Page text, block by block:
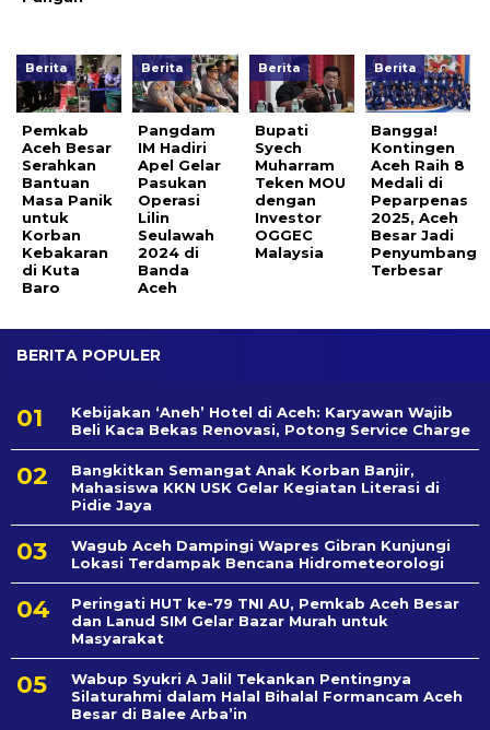
Berita
Pemkab
Aceh Besar
Serahkan
Bantuan
Masa Panik
untuk
Korban
Kebakaran
di Kuta
Baro
Berita
Pangdam
IM Hadiri
Apel Gelar
Pasukan
Operasi
Lilin
Seulawah
2024 di
Banda
Aceh
Berita
Bupati
Syech
Muharram
Teken MOU
dengan
Investor
OGGEC
Malaysia
Berita
Bangga!
Kontingen
Aceh Raih 8
Medali di
Peparpenas
2025, Aceh
Besar Jadi
Penyumbang
Terbesar
BERITA POPULER
Kebijakan ‘Aneh’ Hotel di Aceh: Karyawan Wajib
Beli Kaca Bekas Renovasi, Potong Service Charge
Bangkitkan Semangat Anak Korban Banjir,
Mahasiswa KKN USK Gelar Kegiatan Literasi di
Pidie Jaya
Wagub Aceh Dampingi Wapres Gibran Kunjungi
Lokasi Terdampak Bencana Hidrometeorologi
Peringati HUT ke-79 TNI AU, Pemkab Aceh Besar
dan Lanud SIM Gelar Bazar Murah untuk
Masyarakat
Wabup Syukri A Jalil Tekankan Pentingnya
Silaturahmi dalam Halal Bihalal Formancam Aceh
Besar di Balee Arba’in